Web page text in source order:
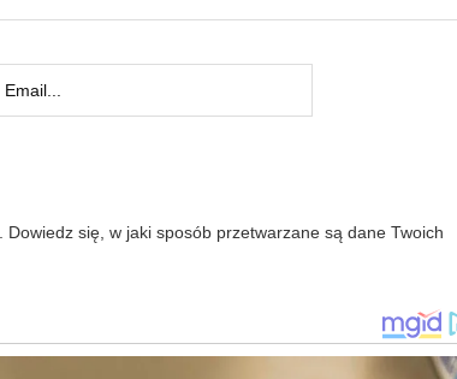
Dowiedz się, w jaki sposób przetwarzane są dane Twoich